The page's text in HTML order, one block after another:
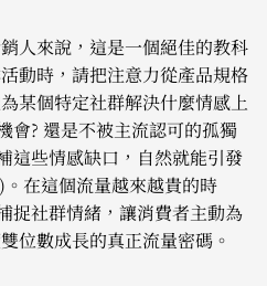
人來說，這是一個絕佳的教科
動時，請把注意力從產品規格
某個特定社群解決什麼情感上
會? 還是不被主流認可的孤獨
這些情感缺口，自然就能引發
在這個流量越來越貴的時
捉社群情緒，讓消費者主動為
位數成長的真正流量密碼。